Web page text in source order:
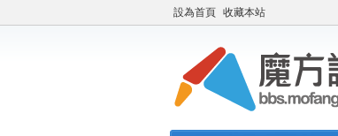
設為首頁 收藏本站